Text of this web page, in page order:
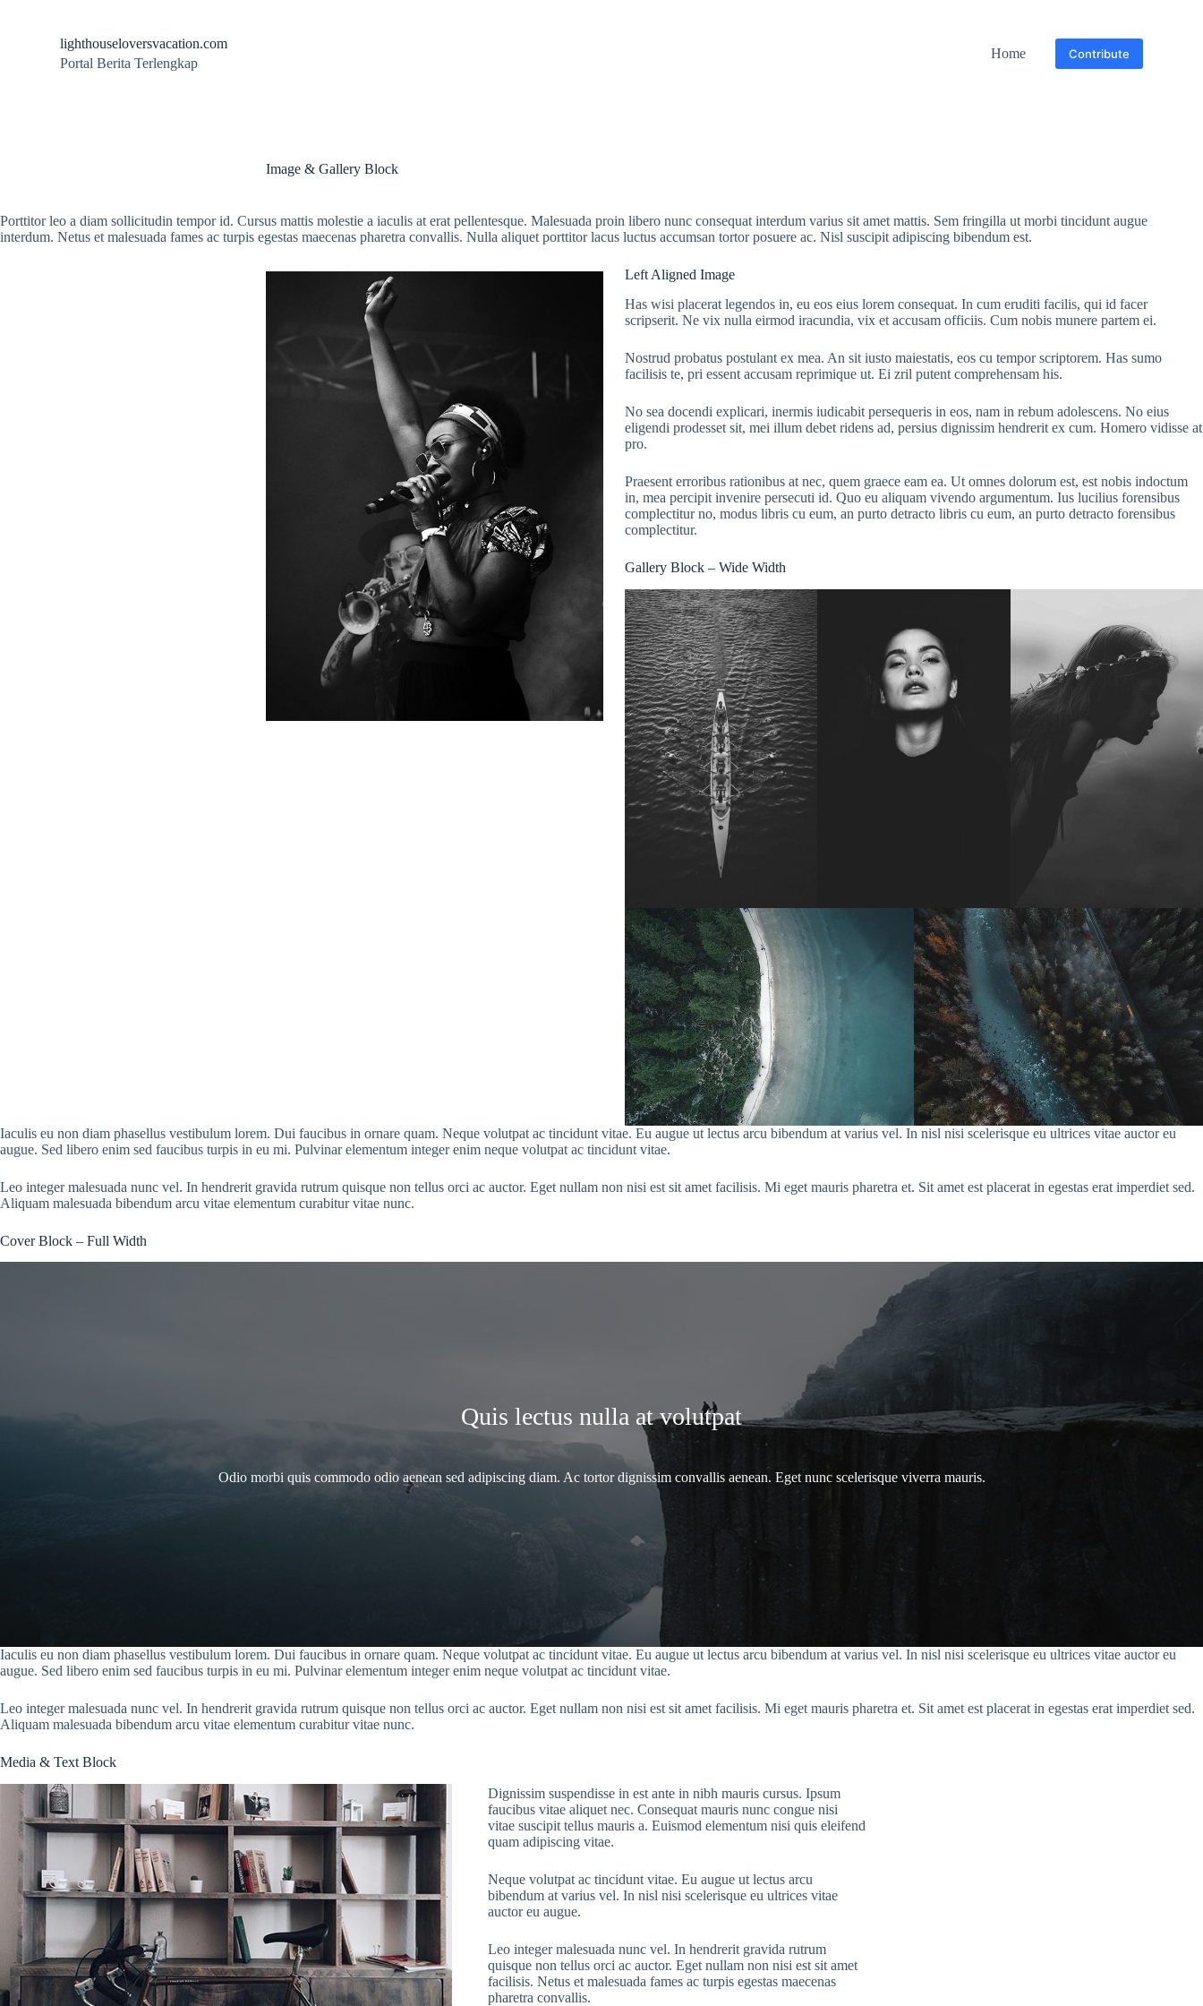
lighthouseloversvacation.com
Portal Berita Terlengkap
Home Contribute
Image & Gallery Block
Porttitor leo a diam sollicitudin tempor id. Cursus mattis molestie a iaculis at erat pellentesque. Malesuada proin libero nunc consequat interdum varius sit amet mattis. Sem fringilla ut morbi tincidunt augue
interdum. Netus et malesuada fames ac turpis egestas maecenas pharetra convallis. Nulla aliquet porttitor lacus luctus accumsan tortor posuere ac. Nisl suscipit adipiscing bibendum est.
Left Aligned Image
Has wisi placerat legendos in, eu eos eius lorem consequat. In cum eruditi facilis, qui id facer
scripserit. Ne vix nulla eirmod iracundia, vix et accusam officiis. Cum nobis munere partem ei.
Nostrud probatus postulant ex mea. An sit iusto maiestatis, eos cu tempor scriptorem. Has sumo
facilisis te, pri essent accusam reprimique ut. Ei zril putent comprehensam his.
No sea docendi explicari, inermis iudicabit persequeris in eos, nam in rebum adolescens. No eius
eligendi prodesset sit, mei illum debet ridens ad, persius dignissim hendrerit ex cum. Homero vidisse at
pro.
Praesent erroribus rationibus at nec, quem graece eam ea. Ut omnes dolorum est, est nobis indoctum
in, mea percipit invenire persecuti id. Quo eu aliquam vivendo argumentum. Ius lucilius forensibus
complectitur no, modus libris cu eum, an purto detracto libris cu eum, an purto detracto forensibus
complectitur.
Gallery Block – Wide Width
Iaculis eu non diam phasellus vestibulum lorem. Dui faucibus in ornare quam. Neque volutpat ac tincidunt vitae. Eu augue ut lectus arcu bibendum at varius vel. In nisl nisi scelerisque eu ultrices vitae auctor eu
augue. Sed libero enim sed faucibus turpis in eu mi. Pulvinar elementum integer enim neque volutpat ac tincidunt vitae.
Leo integer malesuada nunc vel. In hendrerit gravida rutrum quisque non tellus orci ac auctor. Eget nullam non nisi est sit amet facilisis. Mi eget mauris pharetra et. Sit amet est placerat in egestas erat imperdiet sed.
Aliquam malesuada bibendum arcu vitae elementum curabitur vitae nunc.
Cover Block – Full Width
Quis lectus nulla at volutpat
Odio morbi quis commodo odio aenean sed adipiscing diam. Ac tortor dignissim convallis aenean. Eget nunc scelerisque viverra mauris.
Iaculis eu non diam phasellus vestibulum lorem. Dui faucibus in ornare quam. Neque volutpat ac tincidunt vitae. Eu augue ut lectus arcu bibendum at varius vel. In nisl nisi scelerisque eu ultrices vitae auctor eu
augue. Sed libero enim sed faucibus turpis in eu mi. Pulvinar elementum integer enim neque volutpat ac tincidunt vitae.
Leo integer malesuada nunc vel. In hendrerit gravida rutrum quisque non tellus orci ac auctor. Eget nullam non nisi est sit amet facilisis. Mi eget mauris pharetra et. Sit amet est placerat in egestas erat imperdiet sed.
Aliquam malesuada bibendum arcu vitae elementum curabitur vitae nunc.
Media & Text Block
Dignissim suspendisse in est ante in nibh mauris cursus. Ipsum
faucibus vitae aliquet nec. Consequat mauris nunc congue nisi
vitae suscipit tellus mauris a. Euismod elementum nisi quis eleifend
quam adipiscing vitae.
Neque volutpat ac tincidunt vitae. Eu augue ut lectus arcu
bibendum at varius vel. In nisl nisi scelerisque eu ultrices vitae
auctor eu augue.
Leo integer malesuada nunc vel. In hendrerit gravida rutrum
quisque non tellus orci ac auctor. Eget nullam non nisi est sit amet
facilisis. Netus et malesuada fames ac turpis egestas maecenas
pharetra convallis.